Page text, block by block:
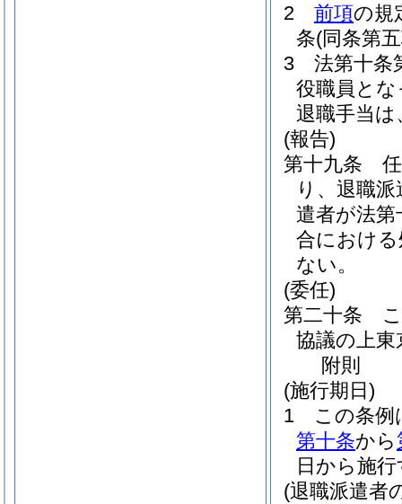
2
前項の規
条(同条第
3
法第十条
役職員と
退職手当
(報告)
第十九条
り、退職
遣者が法
合におけ
ない。
(委任)
第二十条
協議の上
附則
(施行期日)
1
この条例
第十条から
日から施
(退職派遣者